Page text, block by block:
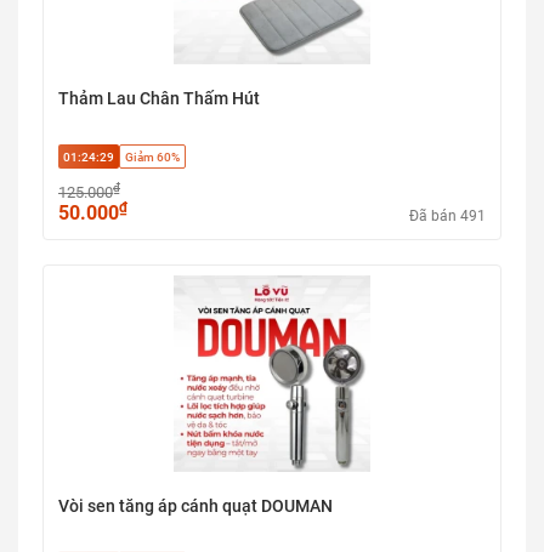
Thảm Lau Chân Thấm Hút
01:24:28 Giảm 60%
125.000₫
50.000₫ Đã bán 491
Vòi sen tăng áp cánh quạt DOUMAN